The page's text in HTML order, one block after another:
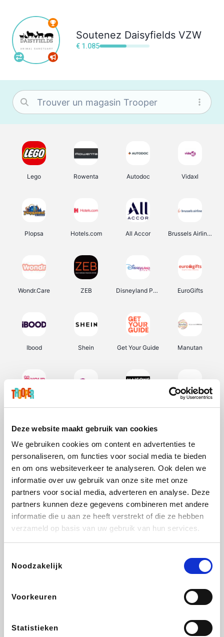
Deze website maakt gebruik van cookies
We gebruiken cookies om content en advertenties te
personaliseren, om functies voor social media te bieden
en om ons websiteverkeer te analyseren. Ook delen we
informatie over uw gebruik van onze site met onze
partners voor social media, adverteren en analyse. Deze
partners kunnen deze gegevens combineren met andere
informatie die u aan ze heeft verstrekt of die ze hebben
verzameld op basis van uw gebruik van hun services.
Noodzakelijk
Voorkeuren
Statistieken
Soutenez Daisyfields VZW
€ 1.085
Lego Rowenta Autodoc Vidaxl
Plopsa Hotels.com All Accor Brussels Airlines
Wondr.Care ZEB Disneyland Paris EuroGifts
Ibood Shein Get Your Guide Manutan
Weekendesk Sarenza Schiesser Interhome
Lufthansa
CheapTickets.be DeubaXXL